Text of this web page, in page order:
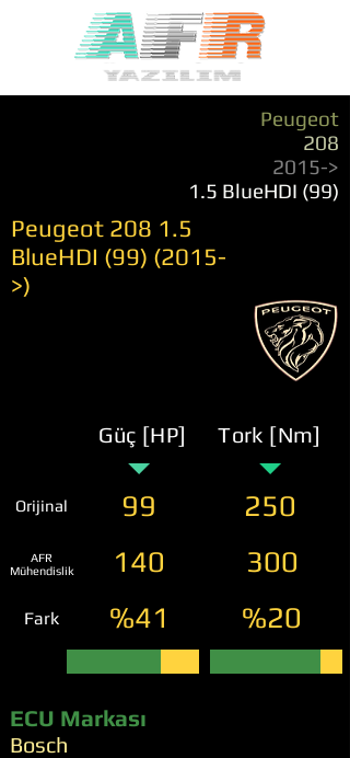
Peugeot
208
2015->
1.5 BlueHDI (99)
Peugeot 208 1.5
BlueHDI (99) (2015-
>)
Güç [HP] Tork [Nm]
Orijinal 99 250
AFR
Mühendislik
140 300
Fark %41 %20
ECU Markası
Bosch